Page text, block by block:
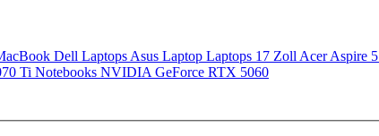
Dell Laptops Asus Laptop Laptops 17 Zoll Acer Aspire 5
Ti Notebooks NVIDIA GeForce RTX 5060